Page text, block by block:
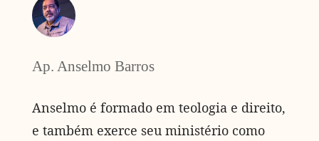
Ap. Anselmo Barros
Anselmo é formado em teologia e direito,
e também exerce seu ministério como